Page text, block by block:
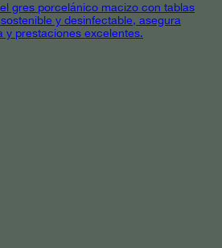
gres porcelánico macizo con tablas
y desinfectable, asegura
y prestaciones excelentes.